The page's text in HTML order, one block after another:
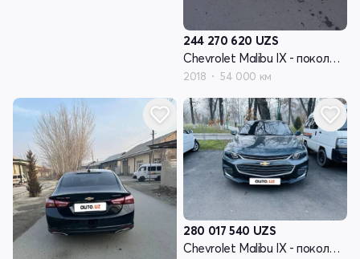
244 270 620 UZS
Chevrolet Malibu IX - поколение
2018 54 000 км
280 017 540 UZS
Chevrolet Malibu IX - поколение